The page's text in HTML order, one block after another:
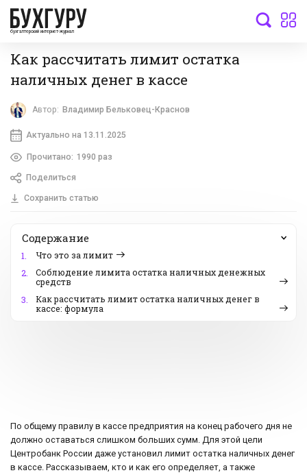
бухгалтерский интернет-журнал
Как рассчитать лимит остатка
наличных денег в кассе
Автор: Владимир Бельковец-Краснов
Актуально на 13.11.2025
Прочитано: 1990 раз
Поделиться
Сохранить статью
Содержание
1.
Что это за лимит
2.
Соблюдение лимита остатка наличных денежных
средств
3.
Как рассчитать лимит остатка наличных денег в
кассе: формула
По общему правилу в кассе предприятия на конец рабочего дня не
должно оставаться слишком больших сумм. Для этой цели
Центробанк России даже установил лимит остатка наличных денег
в кассе. Рассказываем, кто и как его определяет, а также